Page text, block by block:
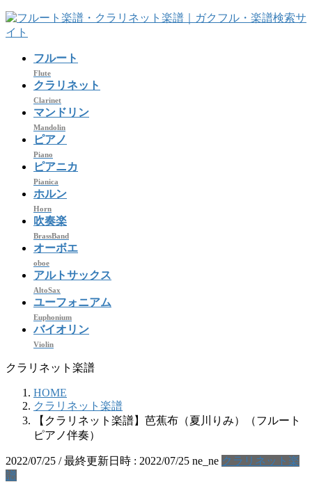
コ
ン
ナ
ビ
フルート
Flute
クラリネット
Clarinet
マンドリン
Mandolin
ピアノ
Piano
ピアニカ
Pianica
ホルン
Horn
吹奏楽
BrassBand
オーボエ
oboe
アルトサックス
AltoSax
ユーフォニアム
Euphonium
バイオリン
Violin
クラリネット楽譜
HOME
クラリネット楽譜
【クラリネット楽譜】芭蕉布（夏川りみ）（フルート
ピアノ伴奏）
2022/07/25 / 最終更新日時 : 2022/07/25 ne_ne クラリネット楽
譜